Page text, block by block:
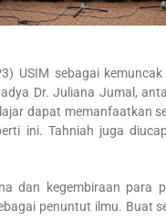
USIM sebagai
Dr. Juliana Jumal,
dapat memanfaatkan
ini. Tahniah juga
dan kegembiraan para
penuntut ilmu. Buat